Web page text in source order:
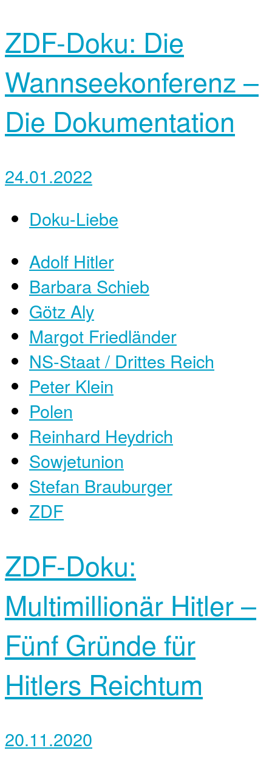
ZDF-Doku: Die
Wannseekonferenz –
Die Dokumentation
24.01.2022
Doku-Liebe
Adolf Hitler
Barbara Schieb
Götz Aly
Margot Friedländer
NS-Staat / Drittes Reich
Peter Klein
Polen
Reinhard Heydrich
Sowjetunion
Stefan Brauburger
ZDF
ZDF-Doku:
Multimillionär Hitler –
Fünf Gründe für
Hitlers Reichtum
20.11.2020